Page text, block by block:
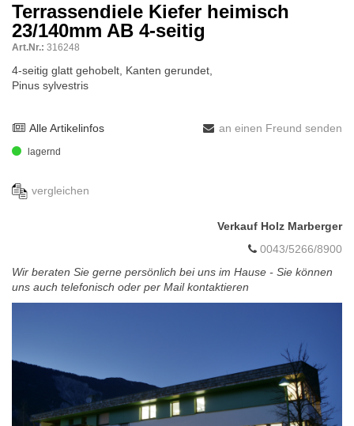
Terrassendiele Kiefer heimisch
23/140mm AB 4-seitig
Art.Nr.: 316248
4-seitig glatt gehobelt, Kanten gerundet,
Pinus sylvestris
Alle Artikelinfos an einen Freund senden
lagernd
vergleichen
Verkauf Holz Marberger
0043/5266/8900
Wir beraten Sie gerne persönlich bei uns im Hause - Sie können
uns auch telefonisch oder per Mail kontaktieren